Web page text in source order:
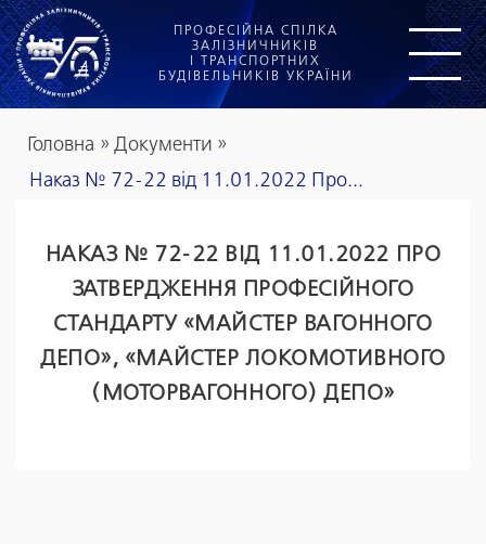
ПРОФЕСІЙНА СПІЛКА
ЗАЛІЗНИЧНИКІВ
І ТРАНСПОРТНИХ
БУДІВЕЛЬНИКІВ УКРАЇНИ
Головна » Документи »
Наказ № 72-22 від 11.01.2022 Про...
НАКАЗ № 72-22 ВІД 11.01.2022 ПРО
ЗАТВЕРДЖЕННЯ ПРОФЕСІЙНОГО
СТАНДАРТУ «МАЙСТЕР ВАГОННОГО
ДЕПО», «МАЙСТЕР ЛОКОМОТИВНОГО
(МОТОРВАГОННОГО) ДЕПО»